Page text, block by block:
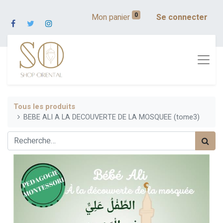
Mon panier 0 Se connecter
Tous les produits
BEBE ALI A LA DECOUVERTE DE LA MOSQUEE (tome3)